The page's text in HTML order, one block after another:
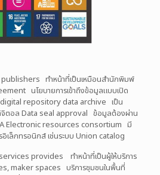
ทำหน้าที่เป็นเหมือนสำนักพิมพ์
นโยบายการเข้าถึงข้อมูลแบบเปิด
repository data archive เป็น
จิตอล Data seal approval ข้อมูลต้องผ่าน
Electronic resources consortium มี
เล็กทรอนิกส์ เช่นระบบ Union catalog
provides ทำหน้าที่เป็นผู้ให้บริการ
maker spaces บริการชุมชนในพื้นที่